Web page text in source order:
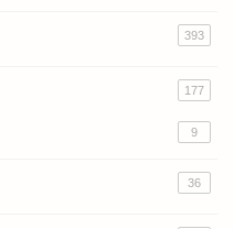
393
177
9
36